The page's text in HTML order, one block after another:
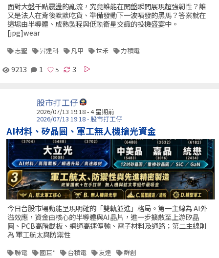
面對大盤千點震盪的亂流，究竟誰能在開盤瞬間展現超強韌性？誰
又是法人在背後默默吃貨、準備發動下一波噴發的黑馬？答案就在
這場由半導體、成熟製程與低軌衛星交織的投機盛宴中。
[jpg]wear
志聖 昇達科 凡甲 世禾 力積電
9213 1 3
股市打工仔
2026/07/13 19:18 - 4 星期前
2026/07/13 19:18 - 股市打工仔
AI材料、矽晶圓、軍工無人機搶光資金
今日台股市場動能呈現明確的「雙軌並進」格局。第一主線為 AI外
溢效應，資金由核心的半導體與AI晶片，進一步擴散至上游矽晶
圓、PCB高階載板、網通高速傳輸、電子材料及通路；第二主線則
為 軍工航太與防禦性
聯電 國巨* 台積電 友達 群創